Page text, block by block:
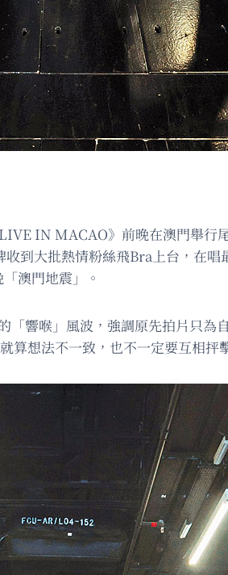
IN MACAO》前晚在澳門舉行
到大批熱情粉絲飛Bra上台，在
澳門地震」。
響喉」風波，強調原先拍片只
算想法不一致，也不一定要互相抨